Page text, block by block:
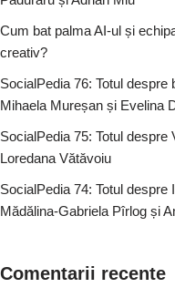
Cum bat palma AI-ul și
creativ?
SocialPedia 76: Totul
Mihaela Mureșan și Evelina
SocialPedia 75: Totul
Loredana Vătăvoiu
SocialPedia 74: Totul
Mădălina-Gabriela Pîrlog și
Comentarii recente